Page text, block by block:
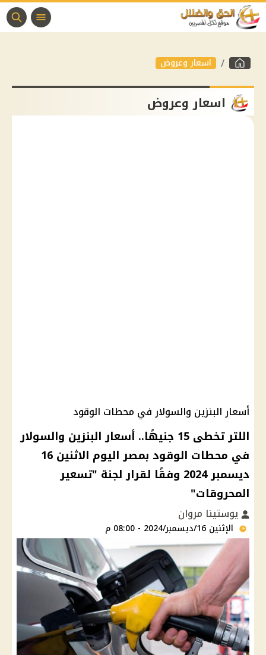
اسعار وعروض
اسعار وعروض
أسعار البنزين والسولار في محطات الوقود
اللتر تخطى 15 جنيهًا.. أسعار البنزين والسولار
في محطات الوقود بمصر اليوم الاثنين 16
ديسمبر 2024 وفقًا لقرار لجنة "تسعير
المحروقات"
يوستينا مروان
الإثنين 16/ديسمبر/2024 - 08:00 م